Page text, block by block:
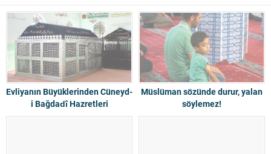
Evliyanın Büyüklerinden Cüneyd-
i Bağdadî Hazretleri
Müslüman sözünde durur, yalan
söylemez!